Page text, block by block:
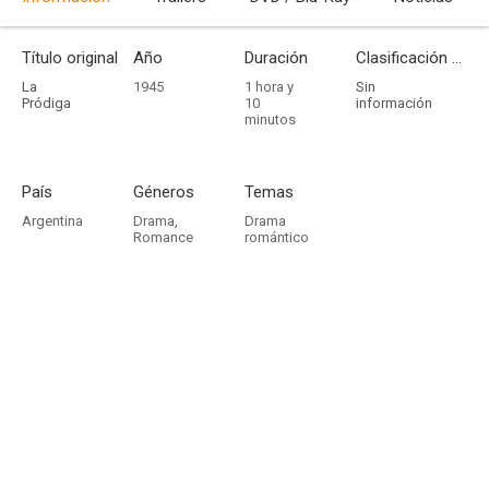
Título original
La
Pródiga
Año
1945
Duración
1 hora y
10
minutos
Clasificación por edades
Sin
información
País
Argentina
Géneros
Drama,
Romance
Temas
Drama
romántico